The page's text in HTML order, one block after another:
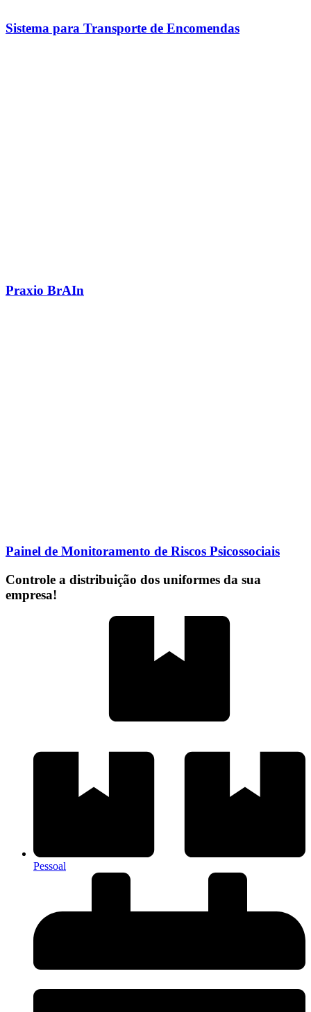
Sistema para Transporte de Encomendas
Praxio BrAIn
Painel de Monitoramento de Riscos Psicossociais
Controle a distribuição dos uniformes da sua
empresa!
Pessoal